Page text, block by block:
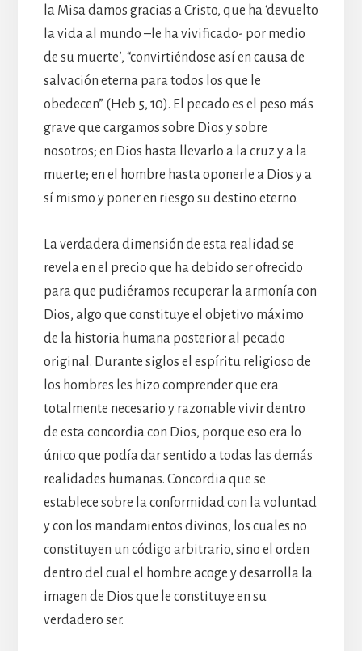
la Misa damos gracias a Cristo, que ha ‘devuelto
la vida al mundo –le ha vivificado- por medio
de su muerte’, “convirtiéndose así en causa de
salvación eterna para todos los que le
obedecen” (Heb 5, 10). El pecado es el peso más
grave que cargamos sobre Dios y sobre
nosotros; en Dios hasta llevarlo a la cruz y a la
muerte; en el hombre hasta oponerle a Dios y a
sí mismo y poner en riesgo su destino eterno.
La verdadera dimensión de esta realidad se
revela en el precio que ha debido ser ofrecido
para que pudiéramos recuperar la armonía con
Dios, algo que constituye el objetivo máximo
de la historia humana posterior al pecado
original. Durante siglos el espíritu religioso de
los hombres les hizo comprender que era
totalmente necesario y razonable vivir dentro
de esta concordia con Dios, porque eso era lo
único que podía dar sentido a todas las demás
realidades humanas. Concordia que se
establece sobre la conformidad con la voluntad
y con los mandamientos divinos, los cuales no
constituyen un código arbitrario, sino el orden
dentro del cual el hombre acoge y desarrolla la
imagen de Dios que le constituye en su
verdadero ser.